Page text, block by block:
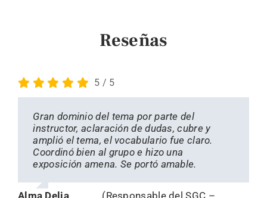
Reseñas
5 / 5
Gran dominio del tema por parte del
instructor, aclaración de dudas, cubre y
amplió el tema, el vocabulario fue claro.
Coordinó bien al grupo e hizo una
exposición amena. Se portó amable.
ARTIGRAF, agradece la gran participación de
ABC QUALITY DE MEXICO por el logro de
esta meta y reconoce el profesionalismo
brindado a nuestro personal durante las
capacitaciones y el asesoramiento para
Gratamente satisfechos por la calidad del
Servicio, el Sentido de Responsabilidad y su
valiosa velocidad de respuesta a nuestros
requerimientos.
FSC-STD CoC (Cadena de Custodia) y un
Gracias por reconocimiento al proyecto de
certificación FSC, me siento muy orgulloso
de pertenecer a Grupo Industrial Auro, lugar
donde paso a paso se descubren los
talentos. Aprovecho este medio para
representando por el liderazgo del Ing.